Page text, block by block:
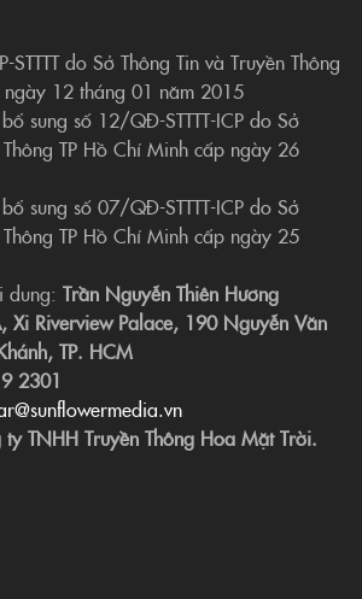
do Sở Thông Tin và Truyền Thông
12 tháng 01 năm 2015
sung số 12/QĐ-STTTT-ICP do Sở
TP Hồ Chí Minh cấp ngày 26
sung số 07/QĐ-STTTT-ICP do Sở
TP Hồ Chí Minh cấp ngày 25
dung: Trần Nguyễn Thiên Hương
Xi Riverview Palace, 190 Nguyễn Văn
TP. HCM
2301
ty TNHH Truyền Thông Hoa Mặt Trời.